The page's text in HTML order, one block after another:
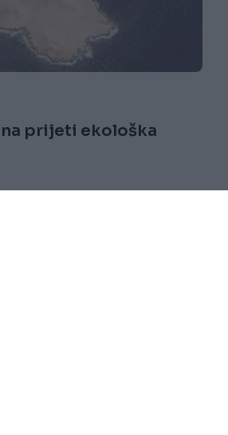
prijeti ekološka